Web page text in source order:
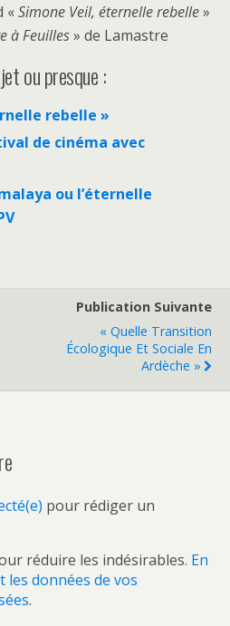
«Simone Veil, éternelle rebelle»
à Feuilles» de Lamastre
ou presque :
rebelle »
de cinéma avec
ou l’éternelle
Publication Suivante
« Quelle Transition
Écologique Et Sociale En
Ardèche »
pour rédiger un
réduire les indésirables. En
données de vos
.